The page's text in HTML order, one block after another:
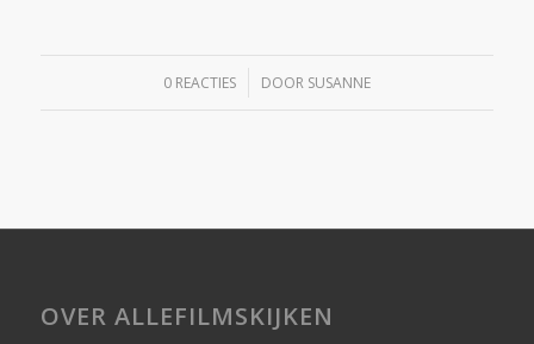
0 REACTIES
/ DOOR SUSANNE
OVER ALLEFILMSKIJKEN